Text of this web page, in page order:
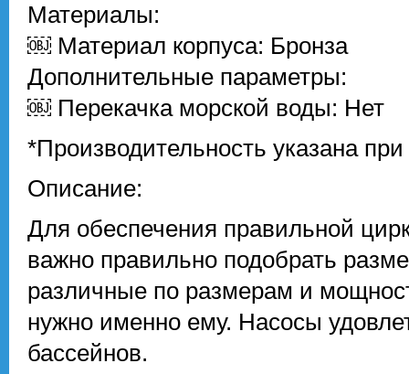
Материалы:
￼ Материал корпуса: Бронза
Дополнительные параметры:
￼ Перекачка морской воды: Нет
*Производительность указана
Описание:
Для обеспечения правильной
важно правильно подобрать
различные по размерам и
нужно именно ему. Насосы
бассейнов.